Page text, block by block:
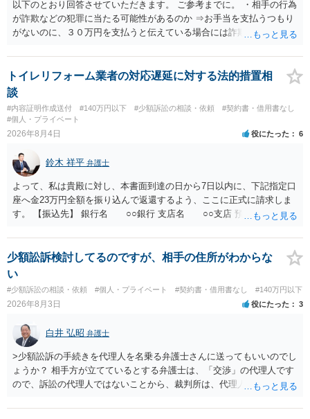
以下のとおり回答させていただきます。 ご参考までに。 ・相手の行為
が詐欺などの犯罪に当たる可能性があるのか ⇒お手当を支払うつもり
がないのに、３０万円を支払うと伝えている場合には詐欺罪に該当す
段が取れるのか ⇒契約に基づく履行請求として３０万円を請求するこ
とが考えられますが、 パパ活の契約は、売春防止法に抵触する契約
であるため、公序良俗に反する契約として 民法上無効（民法９０
条）となるため、相手方に請求できない可能性が高いです。 ・相手の
氏名や住所が分からない状態でも対応可能なのか ⇒訴訟等の裁判上の
手続を利用する場合には、原則として相手方の住所・氏名を把握して
トイレリフォーム業者の対応遅延に対する法的措置相
談
#内容証明作成送付 #140万円以下 #少額訴訟の相談・依頼
#契約書・借用書なし
#個人・プライベート
2026年8月4日 役にたった 6
鈴木 祥平 弁護士
よって、私は貴殿に対し、本書面到達の日から7日以内に、下記指定口
座へ金23万円全額を振り込んで返還するよう、ここに正式に請求しま
す。 【振込先】 銀行名 ○○銀行 支店名 ○○支店 預金種別 普通
されない場合には、貴殿には任意に返金する意思がないものと判断
し、やむを得ず、返還金23万円及びこれに対する遅延損害金の支払い
を求める民事訴訟、支払督促その他必要な法的手続を直ちに講じま
いても併せて請求する予定ですので、あらかじめ申し添えます。 本件
は、貴殿自らが契約を解約したことによって生じた返還義務の履行を
求めるものにすぎません。貴殿の仕入先との取引関係や返金時期など
の内部事情は、私に対する返還義務の発生や履行時期には何ら影響を
及ぼすものではありません。 これ以上、本件の解決を不必要に遅延さ
せることなく、誠意をもって速やかに返金手続を履行されるよう、強
く求めます。 以上
少額訟訴検討してるのですが、相手の住所がわからな
い
#少額訴訟の相談・依頼 #個人・プライベート #契約書・借用書なし #140万円以下
2026年8月3日 役にたった 3
白井 弘昭 弁護士
>少額訟訴の手続きを代理人を名乗る弁護士さんに送ってもいいのでし
ょうか？ 相手方が立てているとする弁護士は、「交渉」の代理人です
ので、訴訟の代理人ではないことから、裁判所は、代理人宛ての訴状
ている場合は、相手方（被告）の住所で訴状を作成提出し、裁判所に